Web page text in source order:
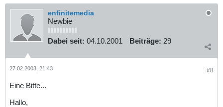
enfinitemedia
Newbie
Dabei seit: 04.10.2001 Beiträge: 29
#8
27.02.2003, 21:43
Eine Bitte...
Hallo,